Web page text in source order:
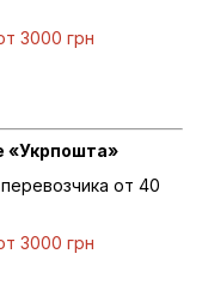
3000 грн
«Укрпошта»
от 40
3000 грн